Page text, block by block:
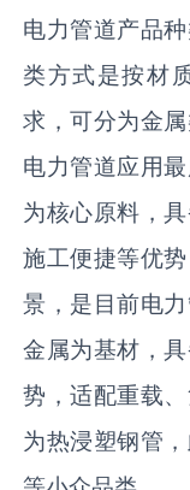
电力管道产品
类方式是按材
求，可分为金
电力管道应用
为核心原料，
施工便捷等优
景，是目前电
金属为基材，
势，适配重载
为热浸塑钢管